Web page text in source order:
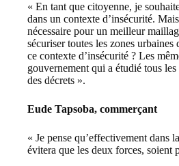
« En tant que citoyenne, je
dans un contexte d’insécurité.
nécessaire pour un meilleur
sécuriser toutes les zones
ce contexte d’insécurité ? Les
gouvernement qui a étudié tous
des décrets ».
Eude Tapsoba, commerçant
« Je pense qu’effectivement dans
évitera que les deux forces, soient